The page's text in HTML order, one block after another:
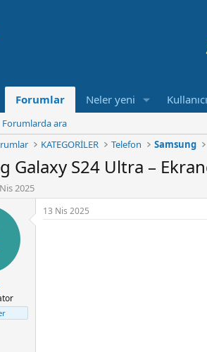
Forumlar Neler yeni
Forumlarda ara
KATEGORİLER Telefon Samsung
Galaxy S24 Ultra –
2025
13 Nis 2025